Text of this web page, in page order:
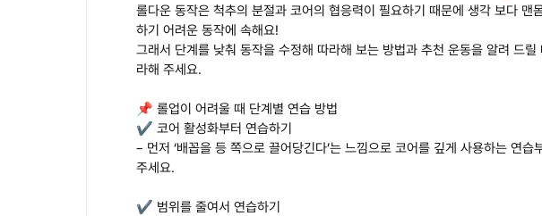
롤다운 동작은 척추의 분절과 코어의 협응력이 필요하기 때문에 생각 보다 맨
하기 어려운 동작에 속해요!
그래서 단계를 낮춰 동작을 수정해 따라해 보는 방법과 추천 운동을 알려 드릴
라해 주세요.
📌 롤업이 어려울 때 단계별 연습 방법
✔️ 코어 활성화부터 연습하기
– 먼저 ‘배꼽을 등 쪽으로 끌어당긴다’는 느낌으로 코어를 깊게 사용하는 연습
주세요.
✔️ 범위를 줄여서 연습하기